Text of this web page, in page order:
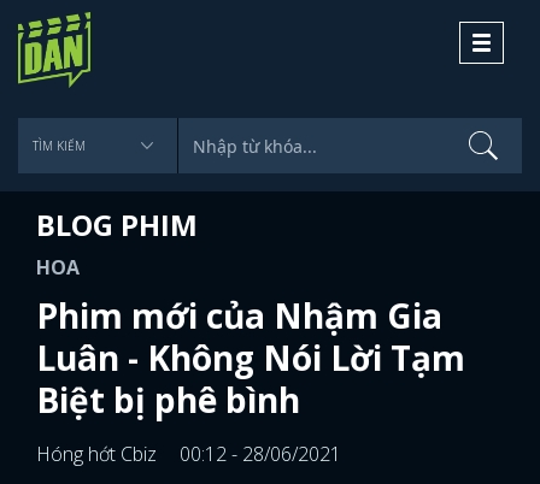
Toggle
BLOG PHIM
HOA
Phim mới của Nhậm Gia
Luân - Không Nói Lời Tạm
Biệt bị phê bình
Hóng hớt Cbiz
00:12 - 28/06/2021